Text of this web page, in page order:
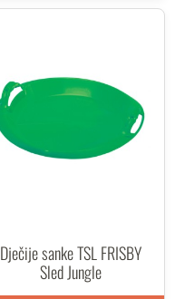
Dječije sanke TSL FRISBY
Sled Jungle